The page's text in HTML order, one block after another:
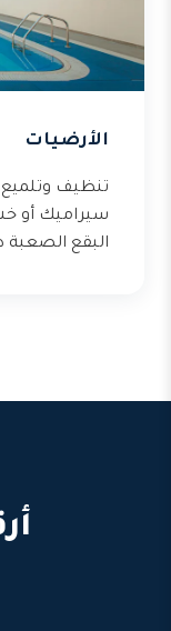
الأرضيات
تنظيف وتلميع
سيراميك أو
البقع الصعبة